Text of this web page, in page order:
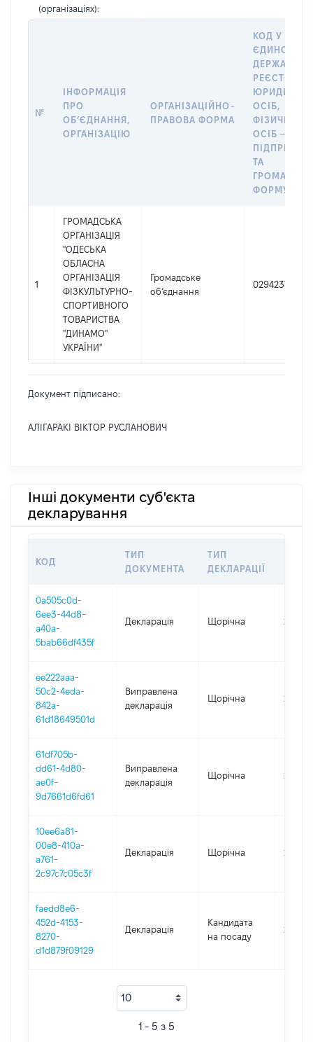
(організаціях):
№
ІНФОРМАЦІЯ
ПРО
ОБʼЄДНАННЯ,
ОРГАНІЗАЦІЮ
ОРГАНІЗАЦІЙНО-
ПРАВОВА ФОРМА
КОД У
ЄДИНОМУ
РЕЄСТРІ
ОСІБ,
ФІЗИЧНИХ
ОСІБ –
ТА
1
ГРОМАДСЬКА
ОРГАНІЗАЦІЯ
"ОДЕСЬКА
ОБЛАСНА
ОРГАНІЗАЦІЯ
ФІЗКУЛЬТУРНО-
СПОРТИВНОГО
ТОВАРИСТВА
"ДИНАМО"
УКРАЇНИ"
Громадське
об’єднання
02942373
Документ підписано:
АЛІГАРАКІ ВІКТОР РУСЛАНОВИЧ
Інші документи суб'єкта
декларування
КОД
ТИП
ДОКУМЕНТА
ТИП
ДЕКЛАРАЦІЇ
0a505c0d-
6ee3-44d8-
a40a-
5bab66df435f
Декларація Щорічна 2025
ee222aaa-
50c2-4eda-
842a-
61d18649501d
Виправлена
декларація
Щорічна 2024
61df705b-
dd61-4d80-
ae0f-
9d7661d6fd61
Виправлена
декларація
Щорічна 2023
10ee6a81-
00e8-410a-
a761-
2c97c7c05c3f
Декларація Щорічна 2022
faedd8e6-
452d-4153-
8270-
d1d879f09129
Декларація
Кандидата
на посаду
2021
1 - 5 з 5